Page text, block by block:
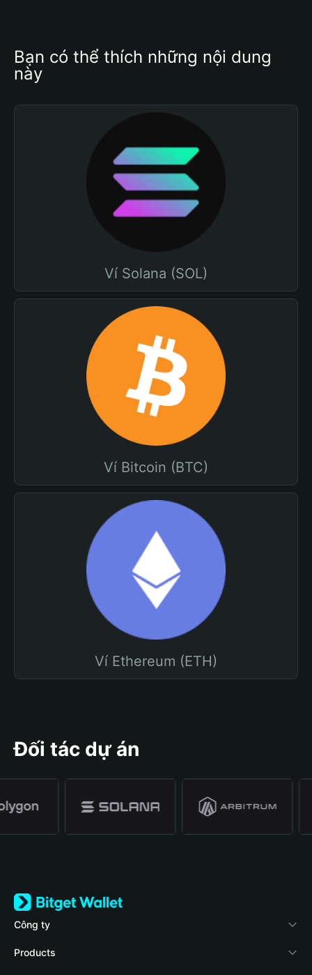
Bạn có thể thích những nội dung
này
Ví Solana (SOL)
Ví Bitcoin (BTC)
Ví Ethereum (ETH)
Đối tác dự án
Công ty
Về Bitget Wallet
Products